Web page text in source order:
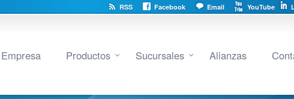
RSS Facebook Email YouTube
Empresa Productos Sucursales Alianzas